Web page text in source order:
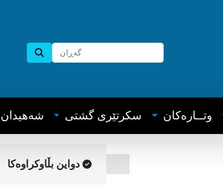
وتــاره‌کان سکرتێری گشتی شه‌هیدان
دواین بڵاوکراوه‌کا